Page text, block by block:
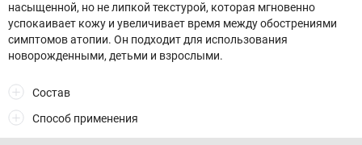
насыщенной, но не липкой текстурой, которая мгновенно
успокаивает кожу и увеличивает время между обострениями
симптомов атопии. Он подходит для использования
новорожденными, детьми и взрослыми.
Состав
Способ применения